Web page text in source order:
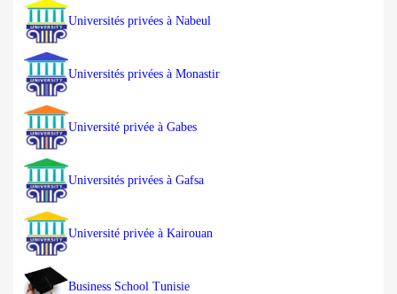
Universités privées à Nabeul
Universités privées à Monastir
Université privée à Gabes
Universités privées à Gafsa
Université privée à Kairouan
Business School Tunisie